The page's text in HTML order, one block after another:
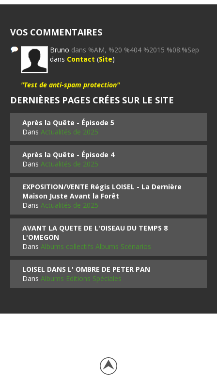
VOS COMMENTAIRES
Bruno dans %AM, %20 %404 %2015 %08:%Sep
dans Contact (Site)
"Test de anti-spam protection"
DERNIÈRES PAGES CRÉES SUR LE SITE
Après la Quête - Épisode 5
DansActualités de 2025
Après la Quête - Épisode 4
DansActualités de 2025
EXPOSITION/VENTE Régis LOISEL - La Dernière
Maison Juste Avant la Forêt
DansActualités de 2025
AVANT LA QUETE DE L'OISEAU DU TEMPS 8
L'OMEGON
DansAlbums collectifs Albums Scénarios
LOISEL DANS L' OMBRE DE PETER PAN
DansAlbums Editions Spéciales